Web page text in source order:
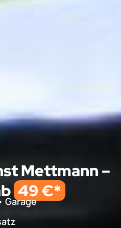
Mettmann –
49 €*
Garage